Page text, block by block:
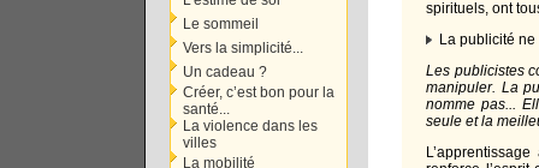
Le sommeil
Vers la simplicité...
Un cadeau ?
Créer, c’est bon pour la
santé...
La violence dans les
villes
La mobilité
spirituels, ont
La publicité
Les publicistes
manipuler. La
nomme pas...
seule et la